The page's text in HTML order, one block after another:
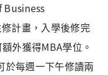
Business
計畫，入學後修完
外獲得MBA學位。
於每週一下午修讀兩